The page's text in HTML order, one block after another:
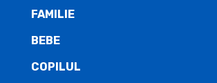
FAMILIE
BEBE
COPILUL